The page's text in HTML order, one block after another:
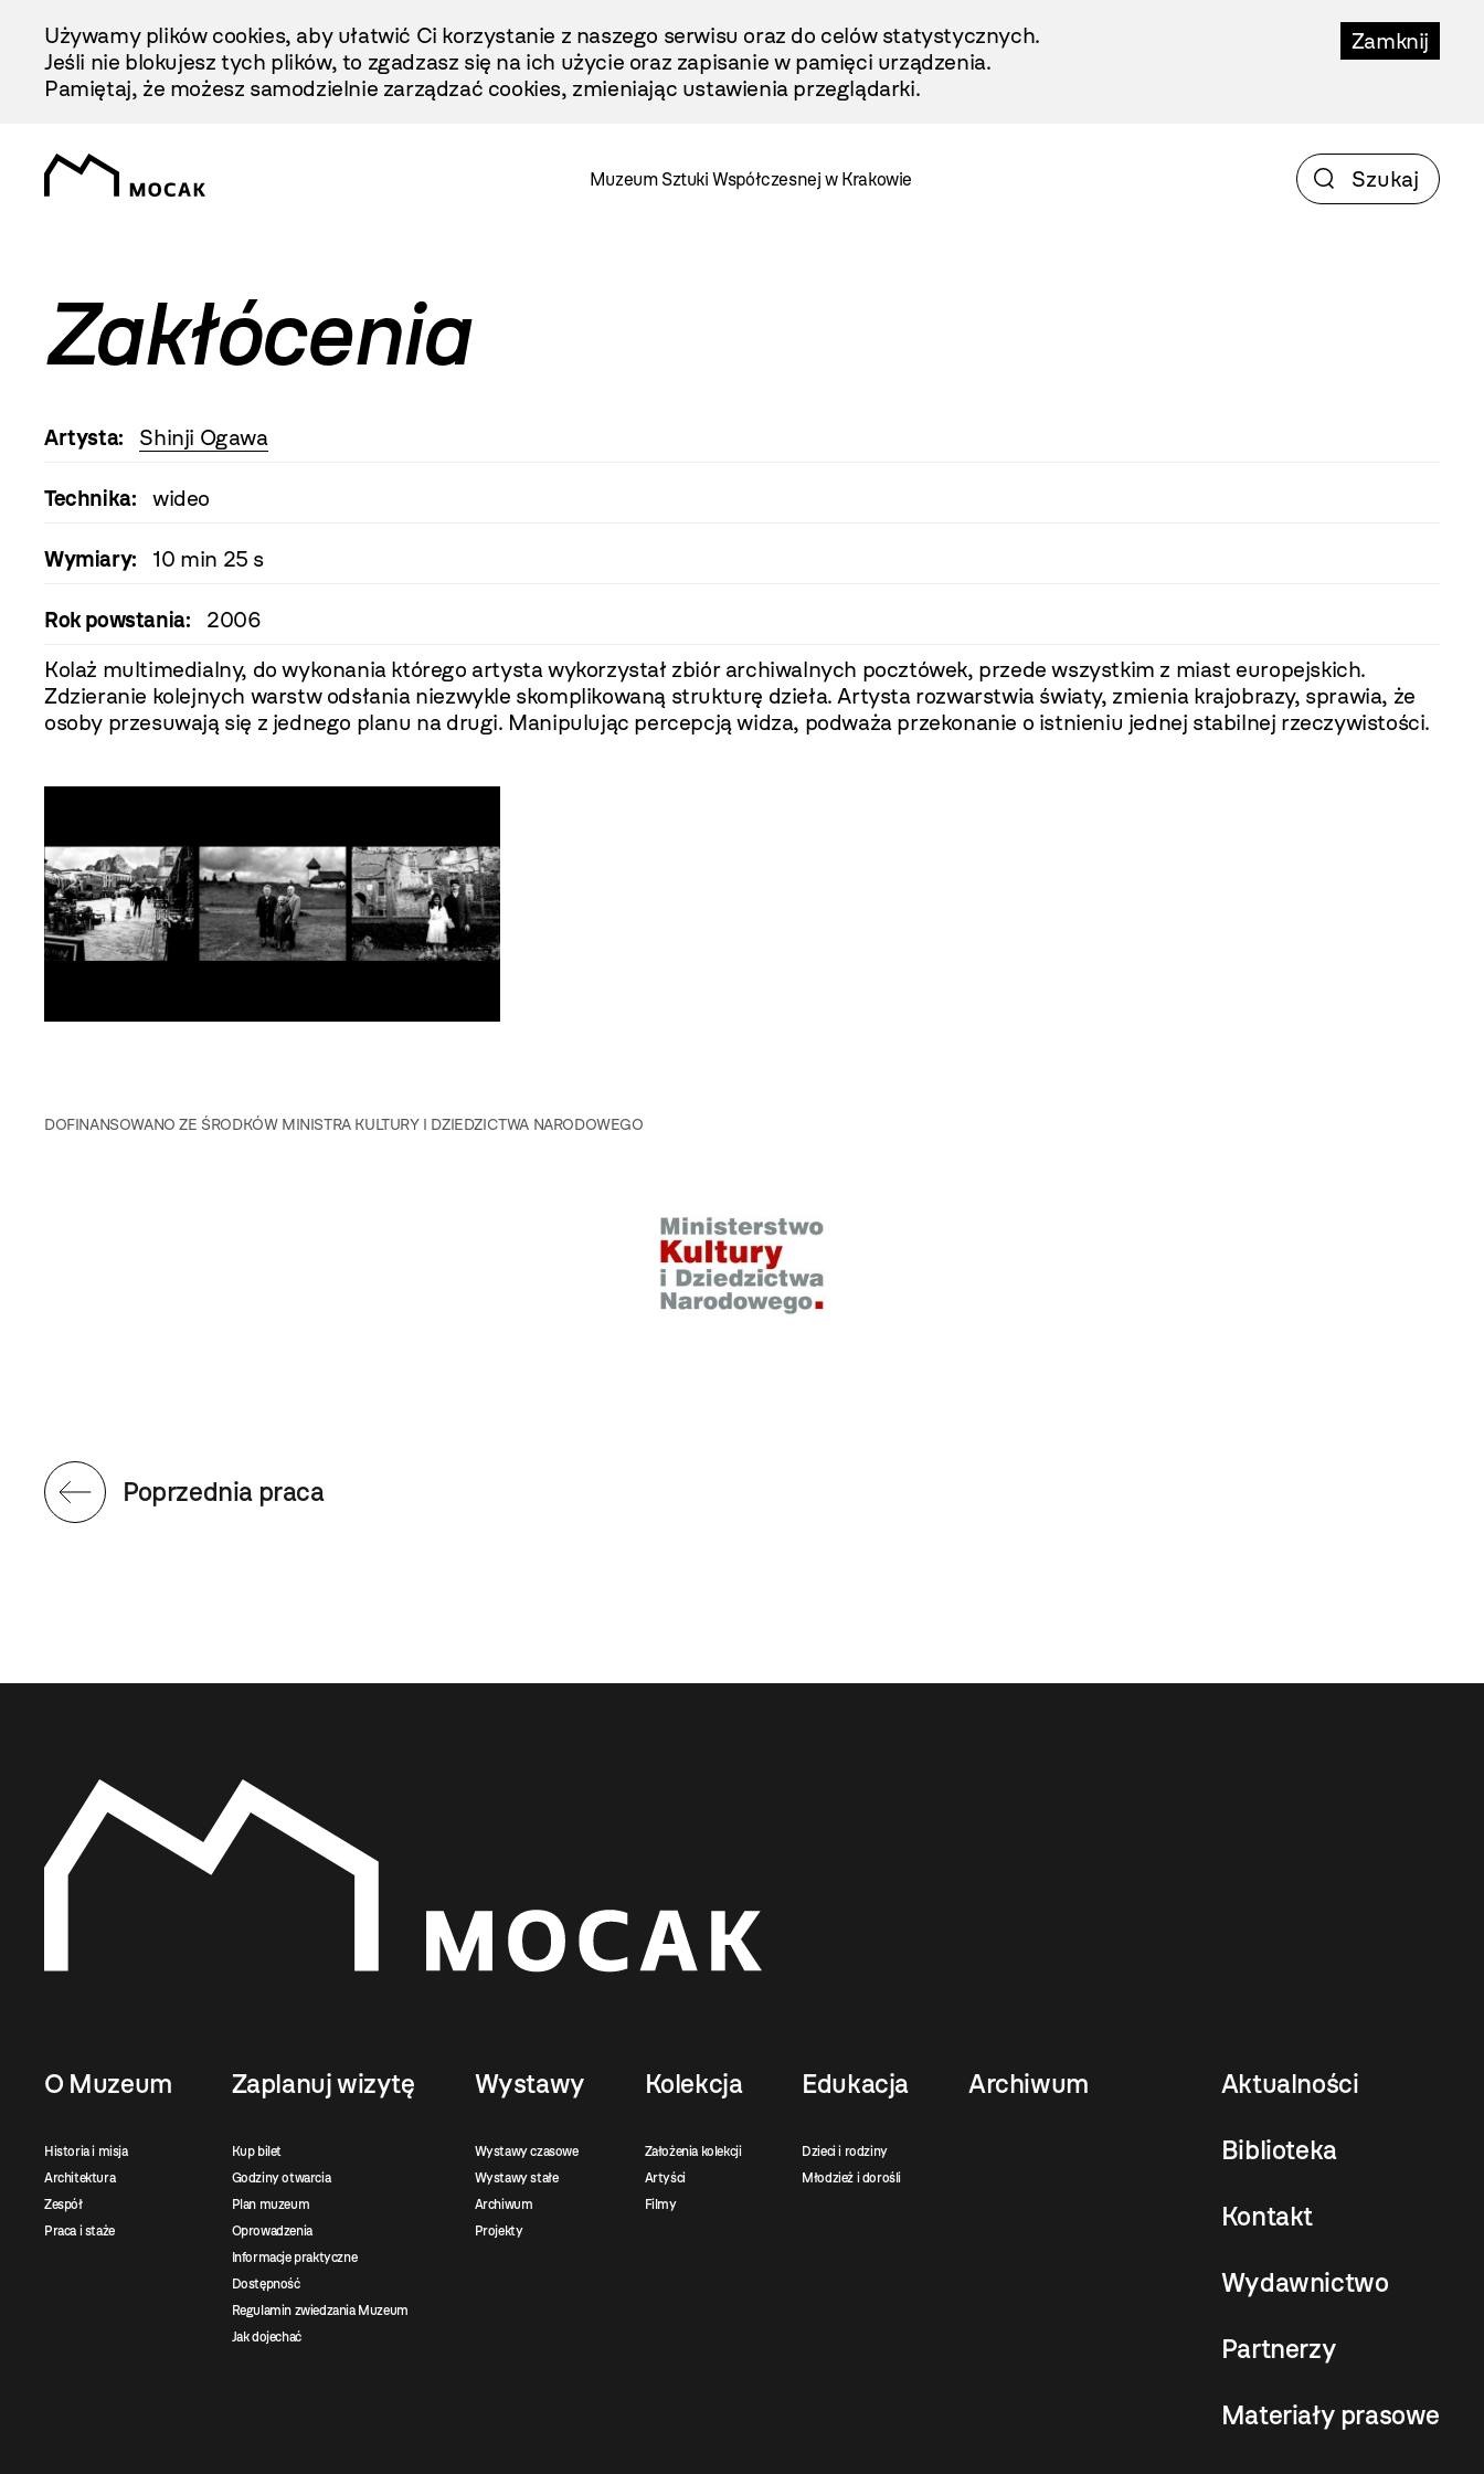
Treści
Zamknij
Używamy plików cookies, aby ułatwić Ci korzystanie z naszego serwisu oraz do celów statystycznych.
Jeśli nie blokujesz tych plików, to zgadzasz się na ich użycie oraz zapisanie w pamięci urządzenia.
Pamiętaj, że możesz samodzielnie zarządzać cookies, zmieniając ustawienia przeglądarki.
Muzeum Sztuki Współczesnej w Krakowie
Zakłócenia
Artysta: Shinji Ogawa
Technika: wideo
Wymiary: 10 min 25 s
Rok powstania:
2006
Kolaż multimedialny, do wykonania którego artysta wykorzystał zbiór archiwalnych pocztówek, przede wszystkim z miast europejskich.
Zdzieranie kolejnych warstw odsłania niezwykle skomplikowaną strukturę dzieła. Artysta rozwarstwia światy, zmienia krajobrazy, sprawia, że
osoby przesuwają się z jednego planu na drugi. Manipulując percepcją widza, podważa przekonanie o istnieniu jednej stabilnej rzeczywistości.
DOFINANSOWANO ZE ŚRODKÓW MINISTRA KULTURY I DZIEDZICTWA NARODOWEGO
Poprzednia praca
O Muzeum
Historia i misja
Architektura
Zespół
Praca i staże
Zaplanuj wizytę
Kup bilet
Godziny otwarcia
Plan muzeum
Oprowadzenia
Informacje praktyczne
Dostępność
Regulamin zwiedzania Muzeum
Jak dojechać
Wystawy
Wystawy czasowe
Wystawy stałe
Archiwum
Projekty
Kolekcja
Założenia kolekcji
Artyści
Filmy
Edukacja
Dzieci i rodziny
Młodzież i dorośli
Archiwum Aktualności
Biblioteka
Kontakt
Wydawnictwo
Partnerzy
Materiały prasowe